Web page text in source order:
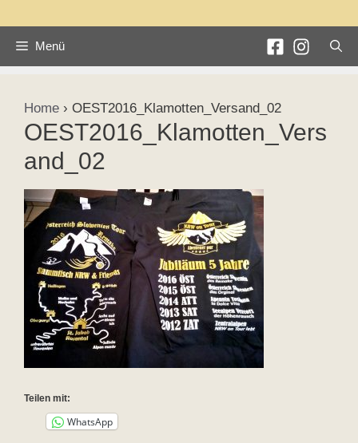
Menü
Home › OEST2016_Klamotten_Versand_02
OEST2016_Klamotten_Vers
and_02
Teilen mit:
WhatsApp